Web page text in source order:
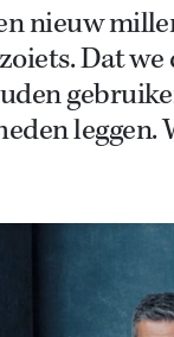
nieuw
Dat we